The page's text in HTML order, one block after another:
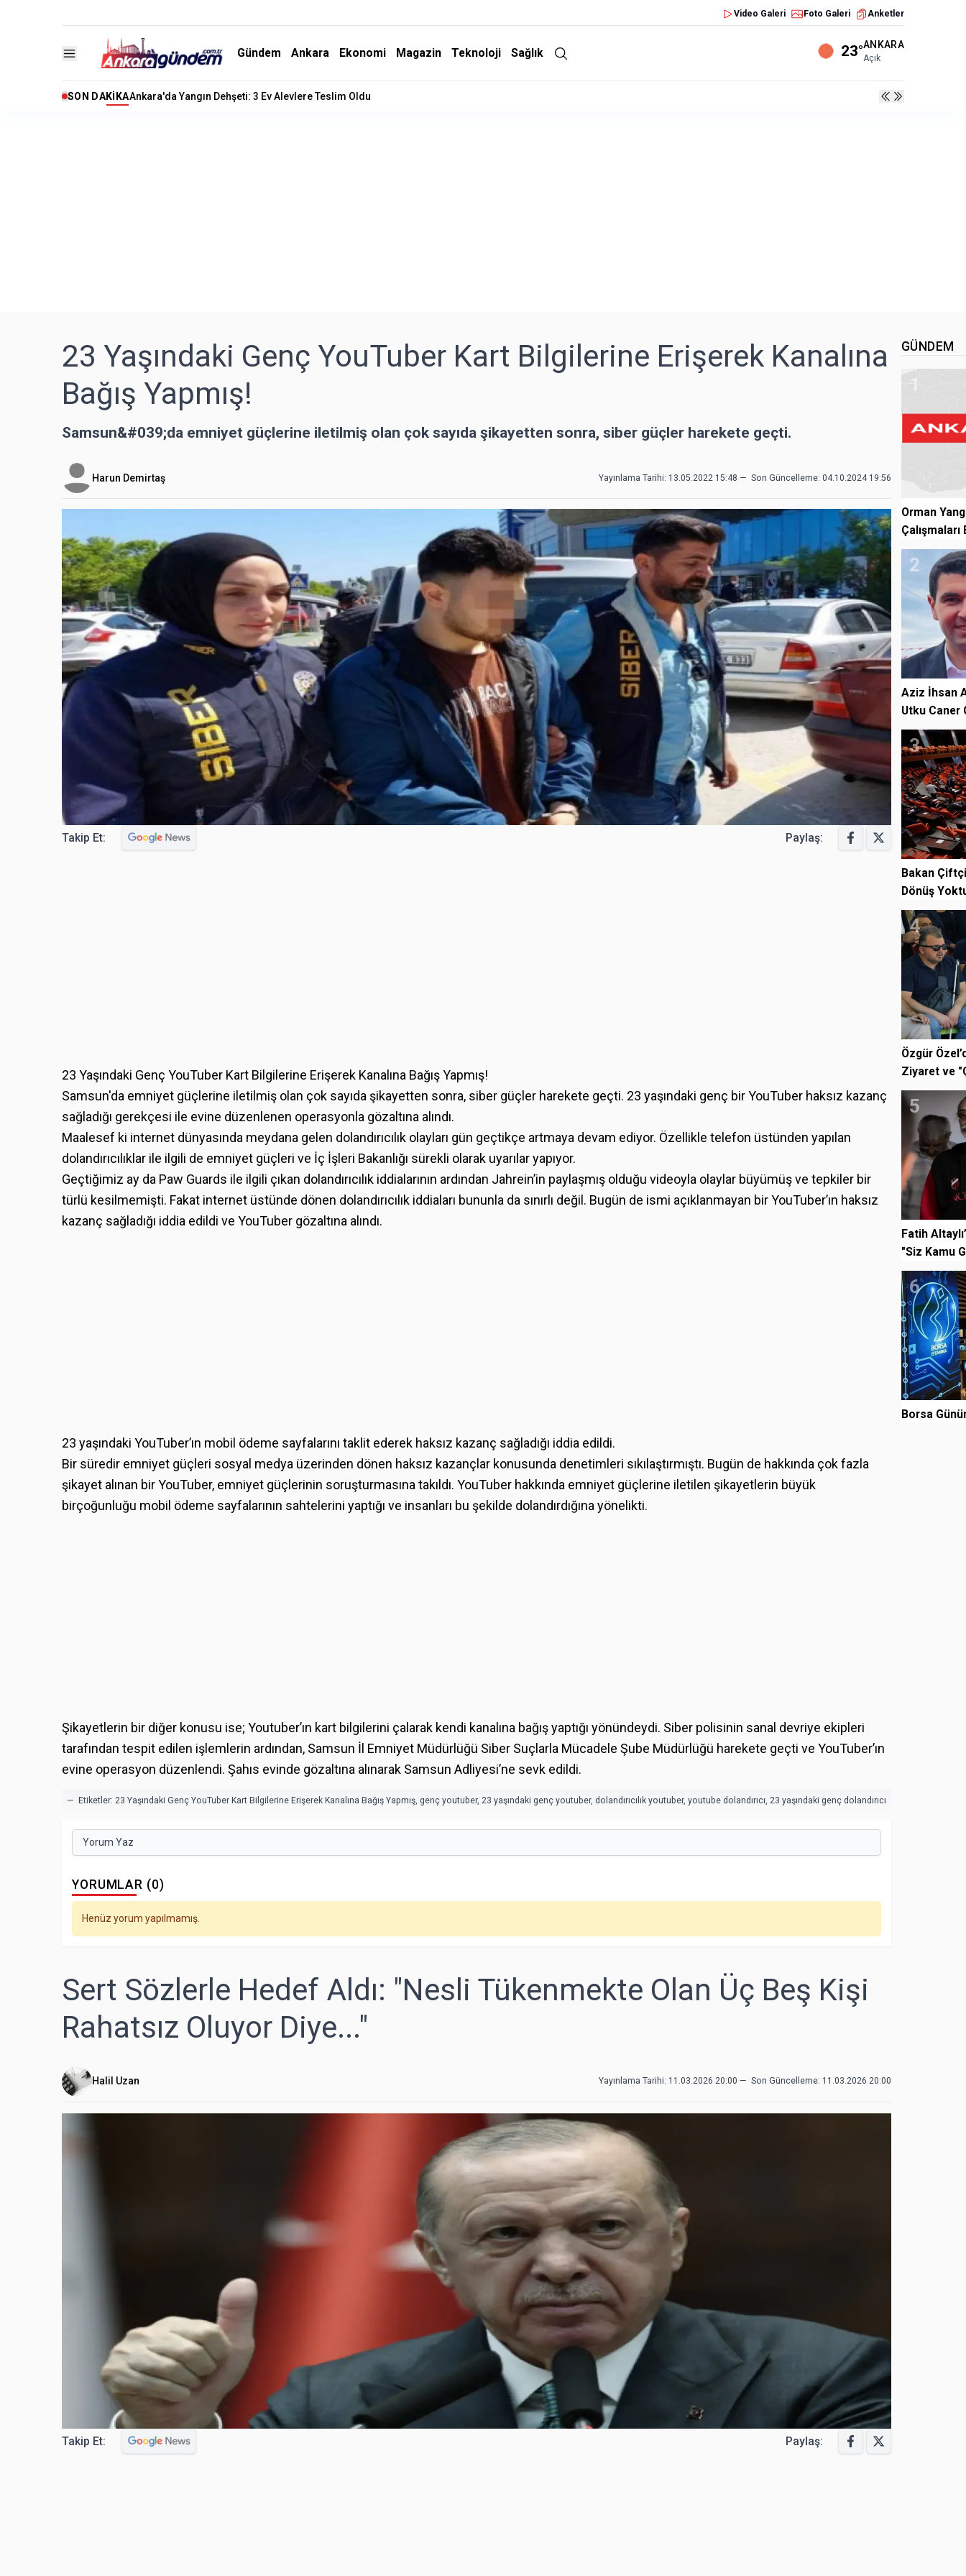
Video Galeri Foto Galeri Anketler
Gündem Ankara Ekonomi Magazin Teknoloji Sağlık 23°ANKARA
Açık
SON DAKIKAAnkara'da Yangın Dehşeti: 3 Ev Alevlere Teslim Oldu
23 Yaşındaki Genç YouTuber Kart Bilgilerine Erişerek Kanalına
Bağış Yapmış!
Samsun&#039;da emniyet güçlerine iletilmiş olan çok sayıda şikayetten sonra, siber güçler harekete geçti.
Harun Demirtaş Yayınlama Tarihi: 13.05.2022 15:48 — Son Güncelleme: 04.10.2024 19:56
Takip Et: Paylaş:
23 Yaşındaki Genç YouTuber Kart Bilgilerine Erişerek Kanalına Bağış Yapmış!
Samsun'da emniyet güçlerine iletilmiş olan çok sayıda şikayetten sonra, siber güçler harekete geçti. 23 yaşındaki genç bir YouTuber haksız kazanç
sağladığı gerekçesi ile evine düzenlenen operasyonla gözaltına alındı.
Maalesef ki internet dünyasında meydana gelen dolandırıcılık olayları gün geçtikçe artmaya devam ediyor. Özellikle telefon üstünden yapılan
dolandırıcılıklar ile ilgili de emniyet güçleri ve İç İşleri Bakanlığı sürekli olarak uyarılar yapıyor.
Geçtiğimiz ay da Paw Guards ile ilgili çıkan dolandırıcılık iddialarının ardından Jahrein’in paylaşmış olduğu videoyla olaylar büyümüş ve tepkiler bir
türlü kesilmemişti. Fakat internet üstünde dönen dolandırıcılık iddiaları bununla da sınırlı değil. Bugün de ismi açıklanmayan bir YouTuber’ın haksız
kazanç sağladığı iddia edildi ve YouTuber gözaltına alındı.
23 yaşındaki YouTuber’ın mobil ödeme sayfalarını taklit ederek haksız kazanç sağladığı iddia edildi.
Bir süredir emniyet güçleri sosyal medya üzerinden dönen haksız kazançlar konusunda denetimleri sıkılaştırmıştı. Bugün de hakkında çok fazla
şikayet alınan bir YouTuber, emniyet güçlerinin soruşturmasına takıldı. YouTuber hakkında emniyet güçlerine iletilen şikayetlerin büyük
birçoğunluğu mobil ödeme sayfalarının sahtelerini yaptığı ve insanları bu şekilde dolandırdığına yönelikti.
Şikayetlerin bir diğer konusu ise; Youtuber’ın kart bilgilerini çalarak kendi kanalına bağış yaptığı yönündeydi. Siber polisinin sanal devriye ekipleri
tarafından tespit edilen işlemlerin ardından, Samsun İl Emniyet Müdürlüğü Siber Suçlarla Mücadele Şube Müdürlüğü harekete geçti ve YouTuber’ın
evine operasyon düzenlendi. Şahıs evinde gözaltına alınarak Samsun Adliyesi’ne sevk edildi.
— Etiketler: 23 Yaşındaki Genç YouTuber Kart Bilgilerine Erişerek Kanalına Bağış Yapmış genç youtuber, 23 yaşındaki genç youtuber, dolandırıcılık youtuber, youtube dolandırıcı 23 yaşındaki genç dolandırıcı
Yorum Yaz
YORUMLAR (0)
Henüz yorum yapılmamış.
Sert Sözlerle Hedef Aldı: "Nesli Tükenmekte Olan Üç Beş Kişi
Rahatsız Oluyor Diye..."
Halil Uzan Yayınlama Tarihi: 11.03.2026 20:00 — Son Güncelleme: 11.03.2026 20:00
Takip Et: Paylaş:
GÜNDEM
1
Orman
Çalışmaları
2
Aziz İhsan
Utku Caner
3
Bakan
Dönüş
4
Özgür
Ziyaret ve
5
Fatih
"Siz Kamu
6
Borsa